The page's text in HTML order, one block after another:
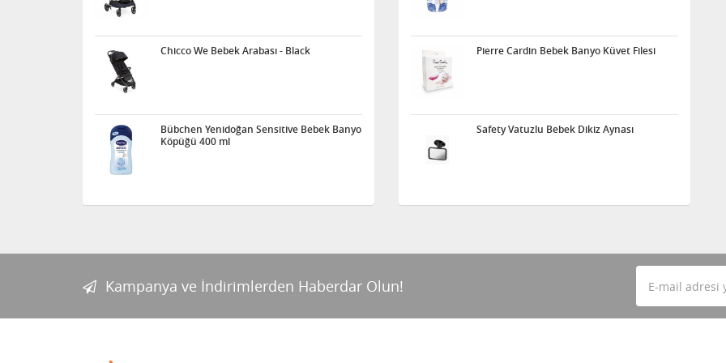
Chicco We Bebek Arabası - Black
Bübchen Yenidoğan Sensitive Bebek Banyo
Köpüğü 400 ml
Pierre Cardin Bebek Banyo Küvet Filesi
Safety Vatuzlu Bebek Dikiz Aynası
Kampanya ve İndirimlerden Haberdar Olun!